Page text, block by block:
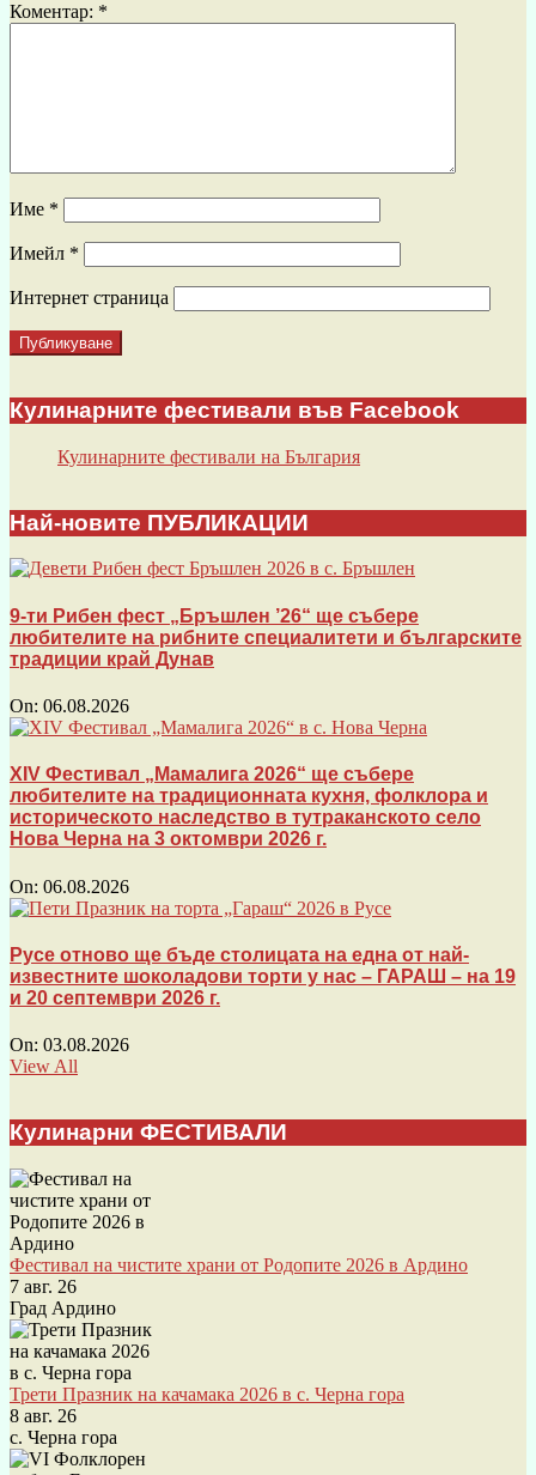
Коментар: *
Име *
Имейл *
Интернет страница
Кулинарните фестивали във Facebook
Кулинарните фестивали на България
Най-новите ПУБЛИКАЦИИ
9-ти Рибен фест „Бръшлен ’26“ ще събере
любителите на рибните специалитети и българските
традиции край Дунав
On: 06.08.2026
XIV Фестивал „Мамалига 2026“ ще събере
любителите на традиционната кухня, фолклора и
историческото наследство в тутраканското село
Нова Черна на 3 октомври 2026 г.
On: 06.08.2026
Русе отново ще бъде столицата на една от най-
известните шоколадови торти у нас – ГАРАШ – на 19
и 20 септември 2026 г.
On: 03.08.2026
View All
Кулинарни ФЕСТИВАЛИ
Фестивал на чистите храни от Родопите 2026 в Ардино
7 авг. 26
Град Ардино
Трети Празник на качамака 2026 в с. Черна гора
8 авг. 26
с. Черна гора